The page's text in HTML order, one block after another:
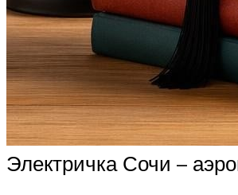
Электричка Сочи –